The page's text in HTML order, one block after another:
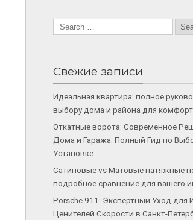
Свежие записи
Идеальная квартира: полное
выбору дома и района для
Откатные ворота: Современное
Дома и Гаража. Полный Гид по
Установке
Сатиновые vs Матовые натяжные
подробное сравнение для вашего
Porsche 911: Экспертный Уход для
Ценителей Скорости в Санкт-